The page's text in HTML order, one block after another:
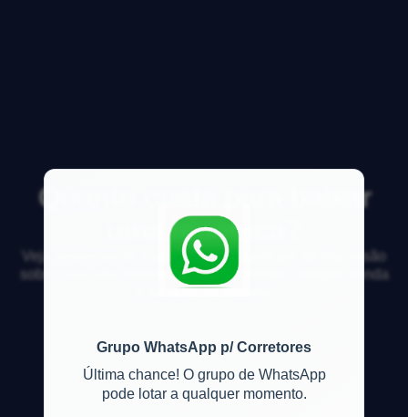
Grupo WhatsApp p/ Corretores
Última chance! O grupo de WhatsApp
pode lotar a qualquer momento.
Quanto custa para baixar
uma hipoteca?
Veja respostas de especialistas e participe da discussão
sobre mercado imobiliário, financiamento, compra, venda
e locação de imóveis